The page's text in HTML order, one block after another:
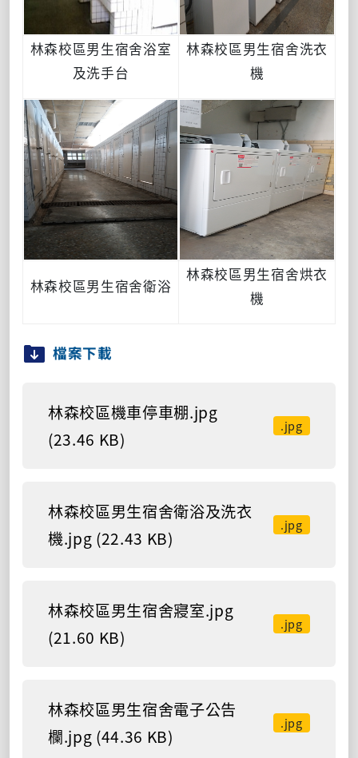
林森校區男生宿舍浴室
及洗手台
林森校區男生宿舍洗衣
機
林森校區男生宿舍衛浴
林森校區男生宿舍烘衣
機
檔案下載
林森校區機車停車棚.jpg
(23.46 KB)
.jpg
林森校區男生宿舍衛浴及洗衣
機.jpg (22.43 KB)
.jpg
林森校區男生宿舍寢室.jpg
(21.60 KB)
.jpg
林森校區男生宿舍電子公告
欄.jpg (44.36 KB)
.jpg